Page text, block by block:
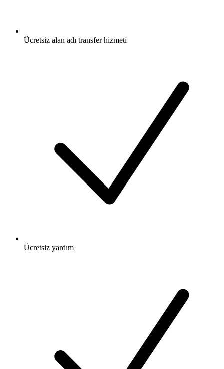
Ücretsiz alan adı transfer hizmeti
Ücretsiz yardım